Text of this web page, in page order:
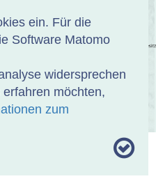
ein. Für die
Software Matomo
widersprechen
möchten,
zum